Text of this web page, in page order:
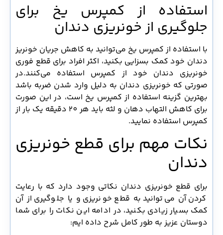
استفاده از کمپرس یخ برای
جلوگیری از خونریزی دندان
با استفاده از کمپرس یخ می‌توانید به کاهش جریان خونریز
دندان خود کمک بسزایی بکنید، اکثر افراد برای قطع فوری
خونریزی دندان خود از کمپرس استفاده می‌کنند.در
صورتی که خونریزی دندان به دلیل وارد شدن ضربه باشد
بهترین گزینه استفاده از کمپرس یخ است، در این صورت
برای کاهش التهاب دهان و لثه باید هر 20 دقیقه یک بار از
کمپرس استفاده نمایید.
نکات مهم برای قطع خونریزی
دندان
برای قطع خونریزی دندان نکاتی وجود دارد که با رعایت
کردن آن می‌توانید به قطع خونریزی و یا جلوگیری از آن
کمک بسیار زیادی بکنید، در ادامه این نکات را برای شما
دوستان عزیز به طور کامل شرح داده ایم: